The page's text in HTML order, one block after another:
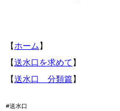
【ホーム】
【送水口を求めて】
【送水口 分類篇】
#送水口